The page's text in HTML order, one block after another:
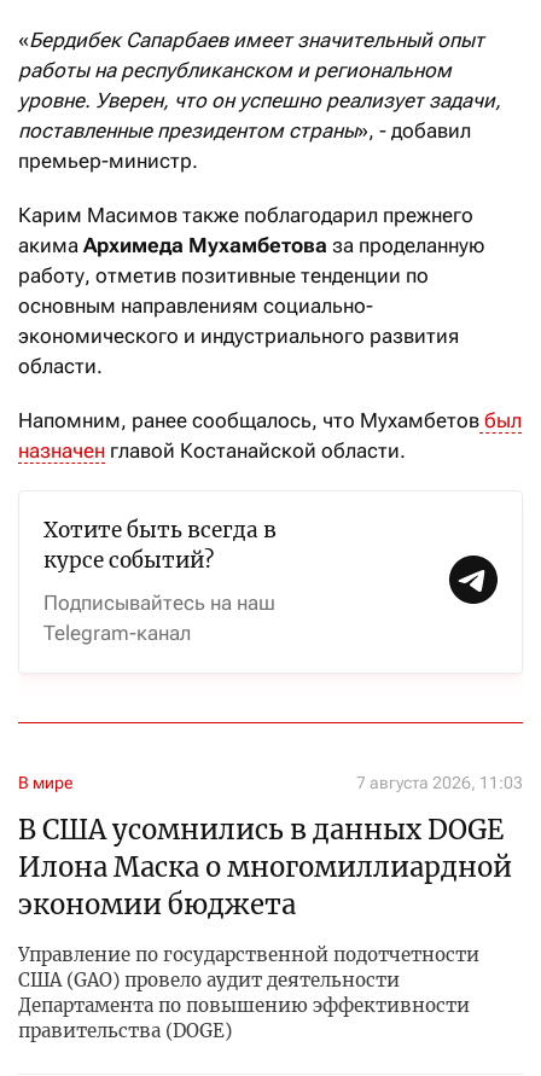
«Бердибек Сапарбаев имеет значительный опыт
работы на республиканском и региональном
уровне. Уверен, что он успешно реализует задачи,
поставленные президентом страны», - добавил
премьер-министр.
Карим Масимов также поблагодарил прежнего
акима Архимеда Мухамбетова за проделанную
работу, отметив позитивные тенденции по
основным направлениям социально-
экономического и индустриального развития
области.
Напомним, ранее сообщалось, что Мухамбетов был
назначен главой Костанайской области.
Хотите быть всегда в
курсе событий?
Подписывайтесь на наш
Telegram-канал
В мире 7 августа 2026, 11:03
В США усомнились в данных DOGE
Илона Маска о многомиллиардной
экономии бюджета
Управление по государственной подотчетности
США (GAO) провело аудит деятельности
Департамента по повышению эффективности
правительства (DOGE)